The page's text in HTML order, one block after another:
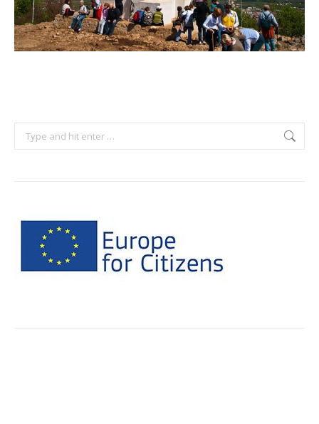
Search: